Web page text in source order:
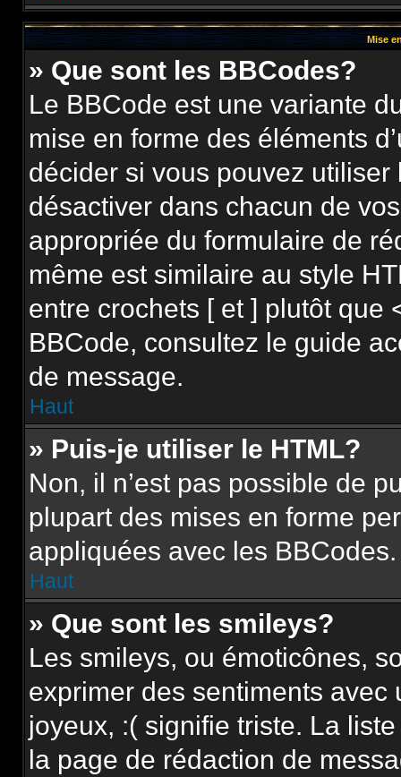
Mise
» Que sont les BBCodes?
Le BBCode est une variante
mise en forme des éléments
décider si vous pouvez
désactiver dans chacun de
appropriée du formulaire de
même est similaire au style
entre crochets [ et ] plutôt que
BBCode, consultez le guide
de message.
Haut
» Puis-je utiliser le HTML?
Non, il n’est pas possible de
plupart des mises en forme
appliquées avec les BBCodes.
Haut
» Que sont les smileys?
Les smileys, ou émoticônes,
exprimer des sentiments
joyeux, :( signifie triste. La
la page de rédaction de